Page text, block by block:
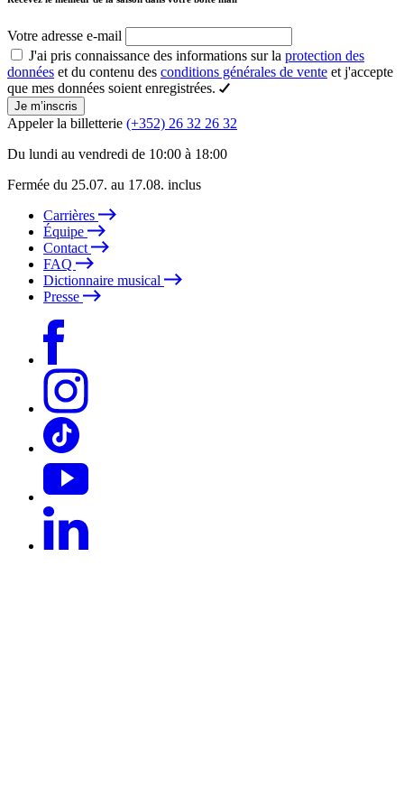
Votre adresse e-mail
J'ai pris connaissance des informations sur la protection des
données et du contenu des conditions générales de vente et j'accepte
que mes données soient enregistrées.
Je m’inscris
Appeler la billetterie (+352) 26 32 26 32
Du lundi au vendredi de 10:00 à 18:00
Fermée du 25.07. au 17.08. inclus
Carrières
Équipe
Contact
FAQ
Dictionnaire musical
Presse